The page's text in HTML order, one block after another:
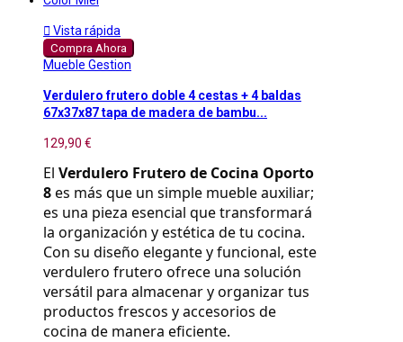
 Vista rápida
Compra Ahora
Mueble Gestion
Verdulero frutero doble 4 cestas + 4 baldas
67x37x87 tapa de madera de bambu...
129,90 €
El Verdulero Frutero de Cocina Oporto
8 es más que un simple mueble auxiliar;
es una pieza esencial que transformará
la organización y estética de tu cocina.
Con su diseño elegante y funcional, este
verdulero frutero ofrece una solución
versátil para almacenar y organizar tus
productos frescos y accesorios de
cocina de manera eficiente.